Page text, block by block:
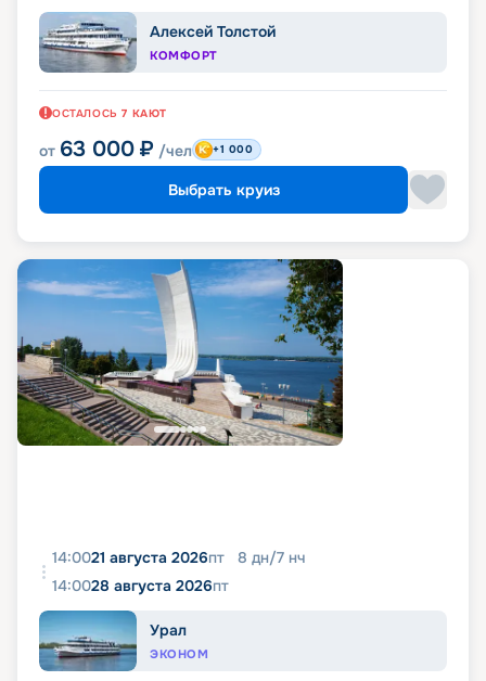
Алексей Толстой
КОМФОРТ
ОСТАЛОСЬ 7 КАЮТ
от 63 000 ₽ /чел +1 000
Выбрать круиз
14:0021 августа 2026пт 8 дн/7 нч
14:0028 августа 2026пт
Урал
ЭКОНОМ